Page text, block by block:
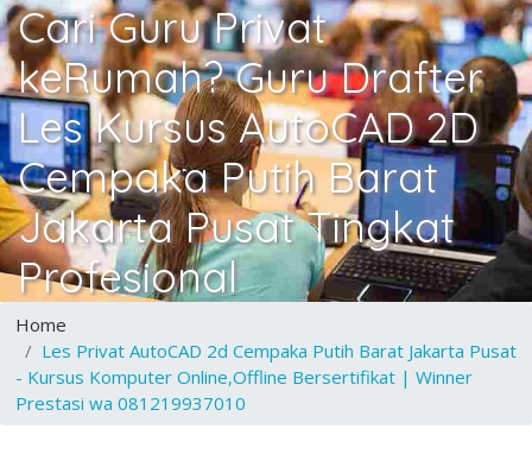
Cari Guru Privat
keRumah? Guru Drafter
Les Kursus AutoCAD 2D
Cempaka Putih Barat
Jakarta Pusat Tingkat
Profesional
Home
Les Privat AutoCAD 2d Cempaka Putih Barat Jakarta Pusat
- Kursus Komputer Online,Offline Bersertifikat | Winner
Prestasi wa 081219937010